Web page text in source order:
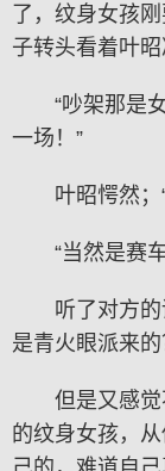
了，纹身女孩
子转头看着叶昭
“吵架那是
一场！”
叶昭愕然；
“当然是赛
听了对方
是青火眼派来的
但是又感
的纹身女孩，